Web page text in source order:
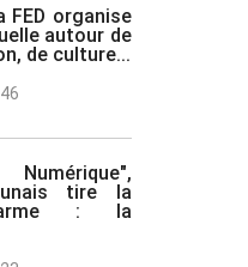
FED organise
autour de
de culture...
tire la
: la